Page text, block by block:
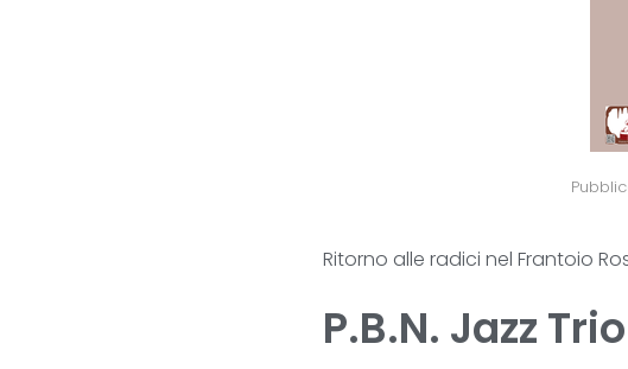
Ritorno alle radici nel Frantoio
P.B.N. Jazz Trio